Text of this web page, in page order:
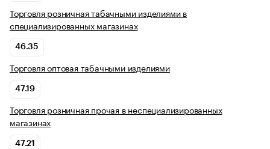
Торговля розничная табачными изделиями в
специализированных магазинах
46.35
Торговля оптовая табачными изделиями
47.19
Торговля розничная прочая в неспециализированных
магазинах
47.21